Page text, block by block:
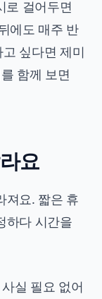
로 걸어두면
에도 매주 반
싶다면 제미
를 함께 보면
요
져요. 짧은 휴
하다 시간을
실 필요 없어